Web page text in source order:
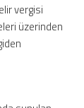
vergisi
üzerinden